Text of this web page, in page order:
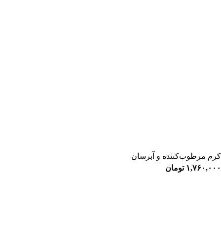
کرم مرطوب‌کننده و آبرسان
۱,۷۶۰,۰۰۰ تومان